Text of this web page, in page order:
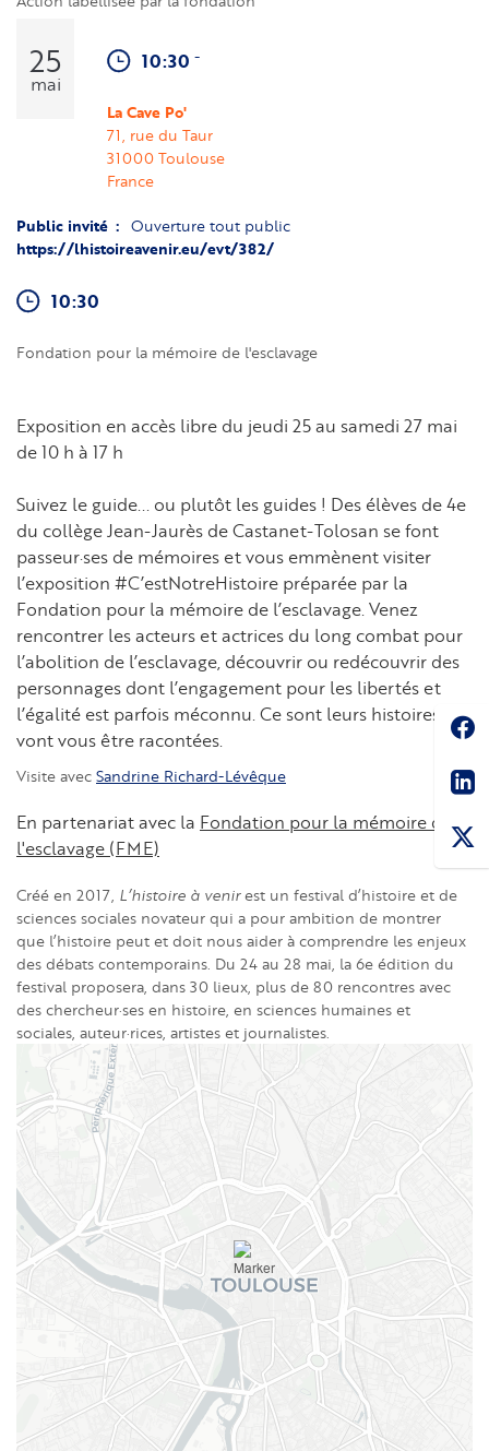
25
mai
10:30 -
La Cave Po'
71, rue du Taur
31000 Toulouse
France
Public invité Ouverture tout public
https://lhistoireavenir.eu/evt/382/
10:30
Fondation pour la mémoire de l'esclavage
Exposition en accès libre du jeudi 25 au samedi 27 mai
de 10 h à 17 h
Suivez le guide... ou plutôt les guides ! Des élèves de 4e
du collège Jean-Jaurès de Castanet-Tolosan se font
passeur·ses de mémoires et vous emmènent visiter
l’exposition #C’estNotreHistoire préparée par la
Fondation pour la mémoire de l’esclavage. Venez
rencontrer les acteurs et actrices du long combat pour
l’abolition de l’esclavage, découvrir ou redécouvrir des
personnages dont l’engagement pour les libertés et
l’égalité est parfois méconnu. Ce sont leurs histoires qui
vont vous être racontées.
Visite avec Sandrine Richard-Lévêque
En partenariat avec la Fondation pour la mémoire de
l'esclavage (FME)
Créé en 2017, L’histoire à venirest un festival d’histoire et de
sciences sociales novateur qui a pour ambition de montrer
que l’histoire peut et doit nous aider à comprendre les enjeux
des débats contemporains. Du 24 au 28 mai, la 6e édition du
festival proposera, dans 30 lieux, plus de 80 rencontres avec
des chercheur·ses en histoire, en sciences humaines et
sociales, auteur·rices, artistes et journalistes.